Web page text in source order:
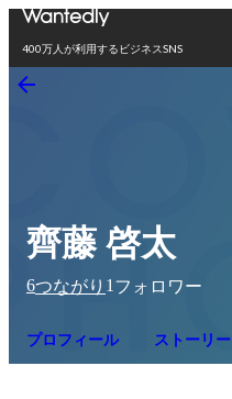
400万人が利用するビジネスSNS
齊藤 啓太
6つながり 1 フォロワー
プロフィール ストーリー